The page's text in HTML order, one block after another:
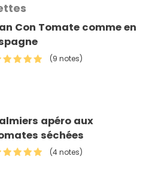
Con Tomate comme en
(9 notes)
apéro aux
séchées
(4 notes)